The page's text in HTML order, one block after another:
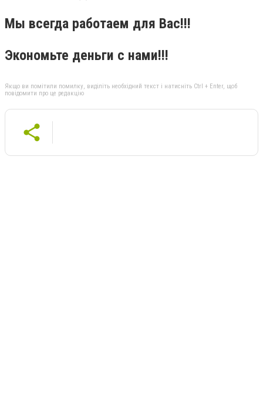
Мы всегда работаем для Вас!!!
Экономьте деньги с нами!!!
Якщо ви помітили помилку, виділіть необхідний текст і натисніть Ctrl + Enter, щоб
повідомити про це редакцію